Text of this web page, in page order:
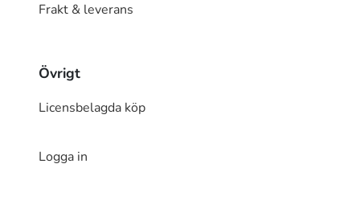
Frakt & leverans
Övrigt
Licensbelagda köp
Logga in